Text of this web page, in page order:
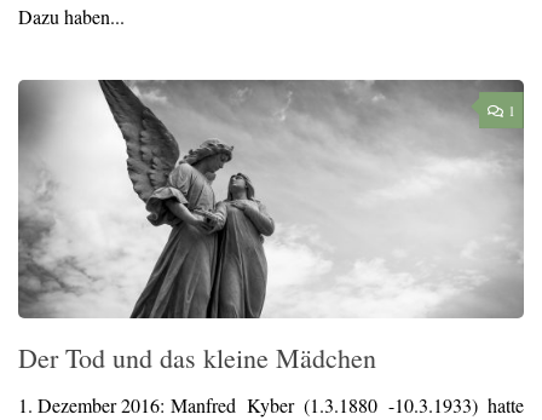
Dazu haben...
1
Der Tod und das kleine Mädchen
1. Dezember 2016: Manfred Kyber (1.3.1880 -10.3.1933) hatte